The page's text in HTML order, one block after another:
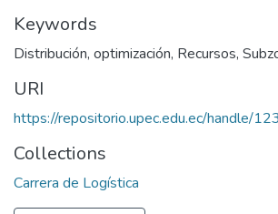
Keywords
Distribución, optimización, Recursos,
URI
https://repositorio.upec.edu.ec/handle/
Collections
Carrera de Logística